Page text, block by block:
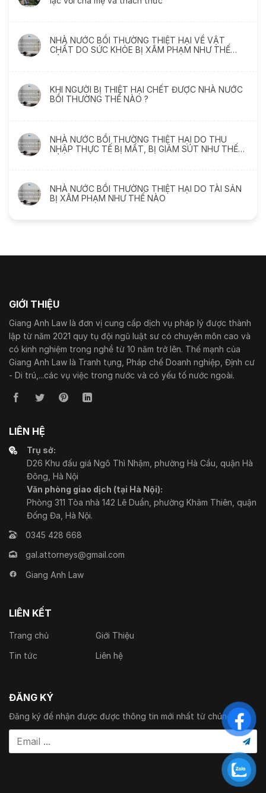
NHÀ NƯỚC BỒI THƯỜNG THIỆT HẠI VỀ VẬT
CHẤT DO SỨC KHỎE BỊ XÂM PHẠM NHƯ THẾ
KHI NGƯỜI BỊ THIỆT HẠI CHẾT ĐƯỢC NHÀ NƯỚC
BỒI THƯỜNG THẾ NÀO ?
NHÀ NƯỚC BỒI THƯỜNG THIỆT HẠI DO THU
NHẬP THỰC TẾ BỊ MẤT, BỊ GIẢM SÚT NHƯ THẾ
NHÀ NƯỚC BỒI THƯỜNG THIỆT HẠI DO TÀI SẢN
BỊ XÂM PHẠM NHƯ THẾ NÀO
GIỚI THIỆU
Giang Anh Law là đơn vị cung cấp dịch vụ pháp lý được thành
lập từ năm 2021 quy tụ đội ngũ luật sư có chuyên môn cao và
có kinh nghiệm trong nghề từ 10 năm trở lên. Thế mạnh của
Giang Anh Law là Tranh tụng, Pháp chế Doanh nghiệp, Định cư
- Di trú,...các vụ việc trong nước và có yếu tố nước ngoài.
LIÊN HỆ
Trụ sở:
D26 Khu đấu giá Ngô Thì Nhậm, phường Hà Cầu, quận Hà
Đông, Hà Nội
Văn phòng giao dịch (tại Hà Nội):
Phòng 311 Tòa nhà 142 Lê Duẩn, phường Khâm Thiên, quận
Đống Đa, Hà Nội.
0345 428 668
gal.attorneys@gmail.com
Giang Anh Law
LIÊN KẾT
Trang chủ
Giới Thiệu
Tin tức
Liên hệ
ĐĂNG KÝ
Đăng ký để nhận được được thông tin mới nhất từ chúng tôi.